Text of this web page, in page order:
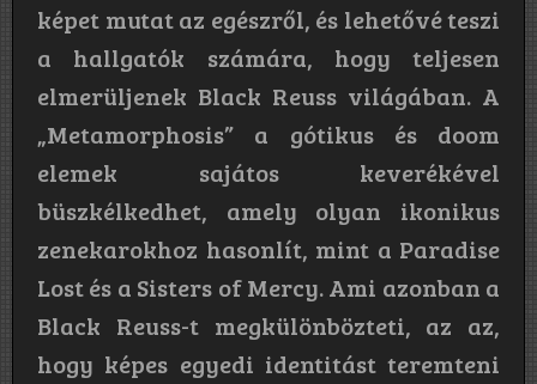
képet mutat az egészről, és lehetővé teszi
a hallgatók számára, hogy teljesen
elmerüljenek Black Reuss világában. A
„Metamorphosis” a gótikus és doom
elemek sajátos keverékével
büszkélkedhet, amely olyan ikonikus
zenekarokhoz hasonlít, mint a Paradise
Lost és a Sisters of Mercy. Ami azonban a
Black Reuss-t megkülönbözteti, az az,
hogy képes egyedi identitást teremteni